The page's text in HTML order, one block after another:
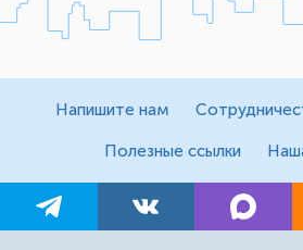
Напишите нам
Полезные ссылки